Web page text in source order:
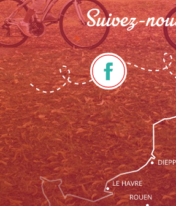
Suivez-